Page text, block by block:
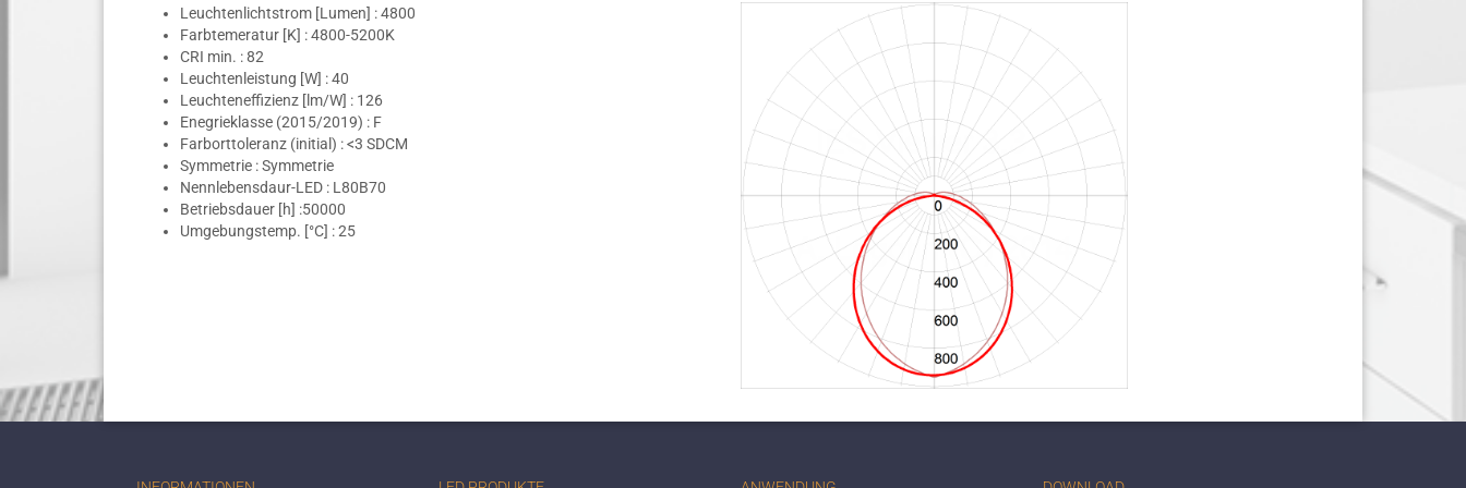
Leuchtenlichtstrom [Lumen] : 4800
Farbtemeratur [K] : 4800-5200K
CRI min. : 82
Leuchtenleistung [W] : 40
Leuchteneffizienz [lm/W] : 126
Enegrieklasse (2015/2019) : F
Farborttoleranz (initial) : <3 SDCM
Symmetrie : Symmetrie
Nennlebensdaur-LED : L80B70
Betriebsdauer [h] :50000
Umgebungstemp. [°C] : 25